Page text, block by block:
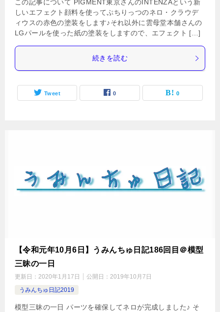
この記事について PIGMENT東京さんのINTENZAという新
しいエフェクト顔料を使ってぷちりっつのネロ・クラウデ
ィウスの赤色の塗装をします♪それ以外に雲母堂本舗さんの
LGパールを使った紙の塗装をしますので、エフェクト […]
続きを読む
Tweet 0 0
【令和元年10月6日】うみんちゅ日記186回目＠模型
三昧の一日
更新日： 2020年1月17日 公開日： 2019年10月7日
うみんちゅ日記2019
模型三昧の一日 パーツを確保してネロが完成しました♪ そ